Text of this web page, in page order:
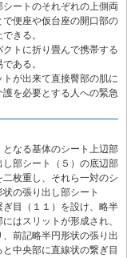
ートのそれぞれの上側両
便座や仮台座の開口部の
きる。
トに折り畳んで携帯する
ある。
が出来て直接臀部の肌に
を必要とする人への緊急
なる基体のシート上辺部
し部シート（５）の底辺部
枚重し、それら一対のシ
の張り出し部シート
ぎ目（１１）を設け、略半
はスリットが形成され、
前記略半円形状の張り出
中央部に直線状の繋ぎ目